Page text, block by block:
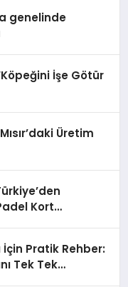
genelinde
İşe Götür
Üretim
Kort
Pratik Rehber:
Tek Tek